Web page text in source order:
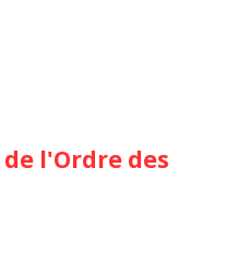
l'Ordre des